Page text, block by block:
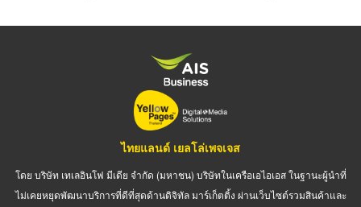
ไทยแลนด์ เยลโล่เพจเจส
โดย บริษัท เทเลอินโฟ มีเดีย จำกัด (มหาชน) บริษัทในเครือเอไอเอส ในฐานะผู้นำที่
ไม่เคยหยุดพัฒนาบริการที่ดีที่สุดด้านดิจิทัล มาร์เก็ตติ้ง ผ่านเว็บไซต์รวมสินค้าและ